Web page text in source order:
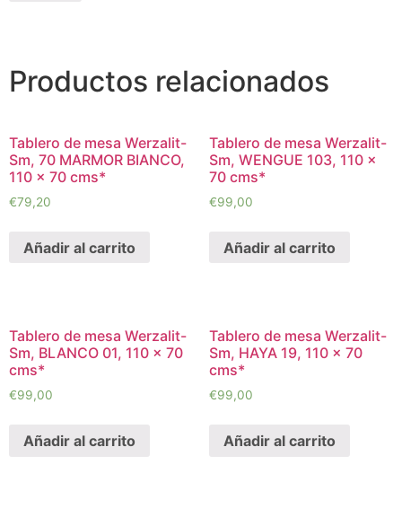
Productos relacionados
Tablero de mesa Werzalit-
Sm, 70 MARMOR BIANCO,
110 x 70 cms*
€79,20
Añadir al carrito
Tablero de mesa Werzalit-
Sm, WENGUE 103, 110 x
70 cms*
€99,00
Añadir al carrito
Tablero de mesa Werzalit-
Sm, BLANCO 01, 110 x 70
cms*
€99,00
Añadir al carrito
Tablero de mesa Werzalit-
Sm, HAYA 19, 110 x 70
cms*
€99,00
Añadir al carrito